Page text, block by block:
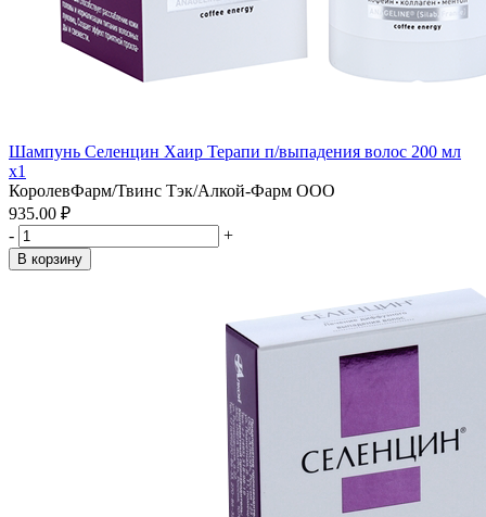
Шампунь Селенцин Хаир Терапи п/выпадения волос 200 мл
x1
КоролевФарм/Твинс Тэк/Алкой-Фарм ООО
935.00 ₽
-
+
В корзину